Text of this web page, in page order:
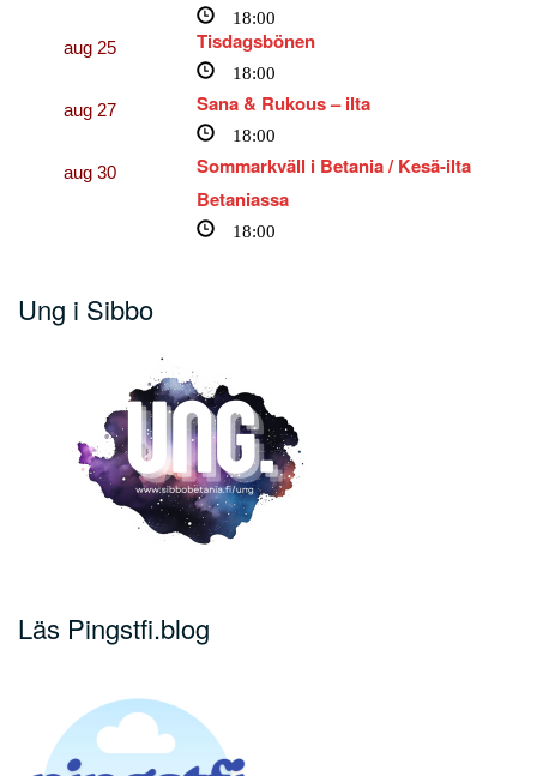
18:00
aug 25 Tisdagsbönen
18:00
aug 27 Sana & Rukous – ilta
18:00
aug 30
Sommarkväll i Betania / Kesä-ilta
Betaniassa
18:00
Ung i Sibbo
Läs Pingstfi.blog